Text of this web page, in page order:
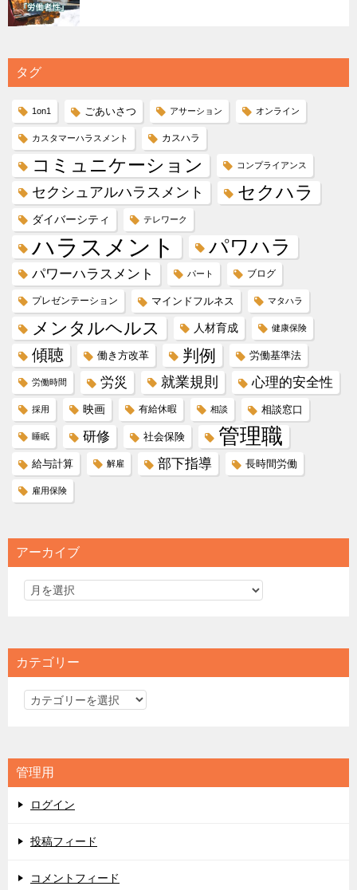
タグ
1on1 ごあいさつ アサーション オンライン
カスタマーハラスメント カスハラ
コミュニケーション コンプライアンス
セクシュアルハラスメント セクハラ
ダイバーシティ テレワーク
ハラスメント パワハラ
パワーハラスメント パート ブログ
プレゼンテーション マインドフルネス マタハラ
メンタルヘルス 人材育成 健康保険
傾聴 働き方改革 判例 労働基準法
労働時間 労災 就業規則 心理的安全性
採用 映画 有給休暇 相談 相談窓口
睡眠 研修 社会保険 管理職
給与計算 解雇 部下指導 長時間労働
雇用保険
アーカイブ
カテゴリー
カ
リ
ー
管理用
ログイン
投稿フィード
コメントフィード